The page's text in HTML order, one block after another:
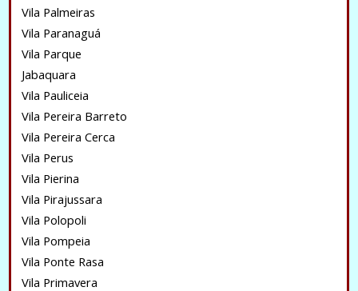
Vila Palmeiras
Vila Paranaguá
Vila Parque
Jabaquara
Vila Pauliceia
Vila Pereira Barreto
Vila Pereira Cerca
Vila Perus
Vila Pierina
Vila Pirajussara
Vila Polopoli
Vila Pompeia
Vila Ponte Rasa
Vila Primavera